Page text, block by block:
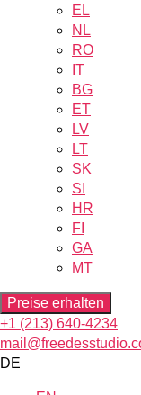
EL
NL
RO
IT
BG
ET
LV
LT
SK
SI
HR
FI
GA
MT
Preise erhalten
+1 (213) 640-4234
DE